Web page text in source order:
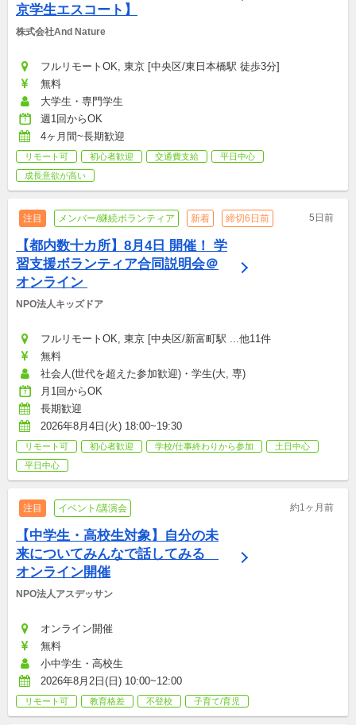
京学生エスコート】
株式会社And Nature
フルリモートOK, 東京 [中央区/東日本橋駅 徒歩3分]
無料
大学生・専門学生
週1回からOK
4ヶ月間~長期歓迎
リモート可 初心者歓迎 交通費支給
平日中心
成長意欲が高い
注目 メンバー/継続ボランティア 新着 締切6日前 5日前
【都内数十カ所】8月4日 開催！ 学
習支援ボランティア合同説明会＠
NPO法人キッズドア
フルリモートOK, 東京 [中央区/新富町駅 ...他11件
無料
社会人(世代を超えた参加歓迎)・学生(大, 専)
月1回からOK
長期歓迎
2026年8月4日(火) 18:00~19:30
リモート可 初心者歓迎 学校/仕事終わりから参加
土日中心
平日中心
注目 イベント/講演会 約1ヶ月前
【中学生・高校生対象】自分の未
来についてみんなで話してみる
オンライン開催
NPO法人アスデッサン
オンライン開催
無料
小中学生・高校生
2026年8月2日(日) 10:00~12:00
リモート可 教育格差 不登校 子育て/育児